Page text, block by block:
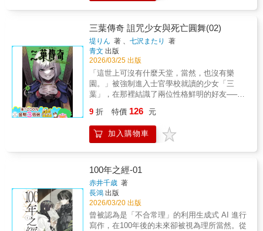
三葉傳奇 詛咒少女與死亡圓舞(02)
堤りん 著 、七沢またり
著
青文 出版
2026/03/25 出版
「這世上可沒有什麼天堂，當然，也沒有樂
園。」被強制進入士官學校就讀的少女「三
葉」，在那裡結識了兩位性格鮮明的好友──克
葉被選為實地研修的成員之一，與大砲一同前
往郊外的一座小村莊進行調查。然而，那裡竟
是一個被名為「綠化教」的邪教所污染、藥物
復甦，為了清算向她傾瀉的惡意，她將大砲轉
向了村民們!!!擁有作弊級詛咒能力的少女，將
異世界的邪教村徹底燒盡!!!本書特色與眾不同
的轉生故事！這個世界，為我而轉動。與眾不
同的異世界蹂躪故事，開幕!!!少女純潔的「詛
咒」蹂躪異世界!!!
9 折 特價 126 元
加入購物車
100年之經-01
赤井千歳 著
長鴻 出版
2026/03/20 出版
曾被認為是「不合常理」的利用生成式 AI 進行
寫作，在100年後的未來卻被視為理所當然。從